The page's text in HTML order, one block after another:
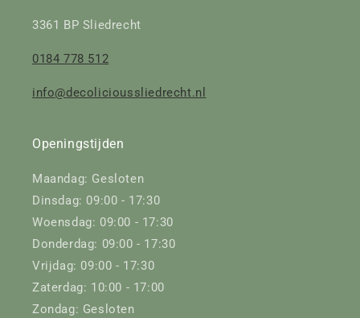
3361 BP Sliedrecht
0184 778 512
info@decolicioussliedrecht.nl
Openingstijden
Maandag: Gesloten
Dinsdag: 09:00 - 17:30
Woensdag: 09:00 - 17:30
Donderdag: 09:00 - 17:30
Vrijdag: 09:00 - 17:30
Zaterdag: 10:00 - 17:00
Zondag: Gesloten